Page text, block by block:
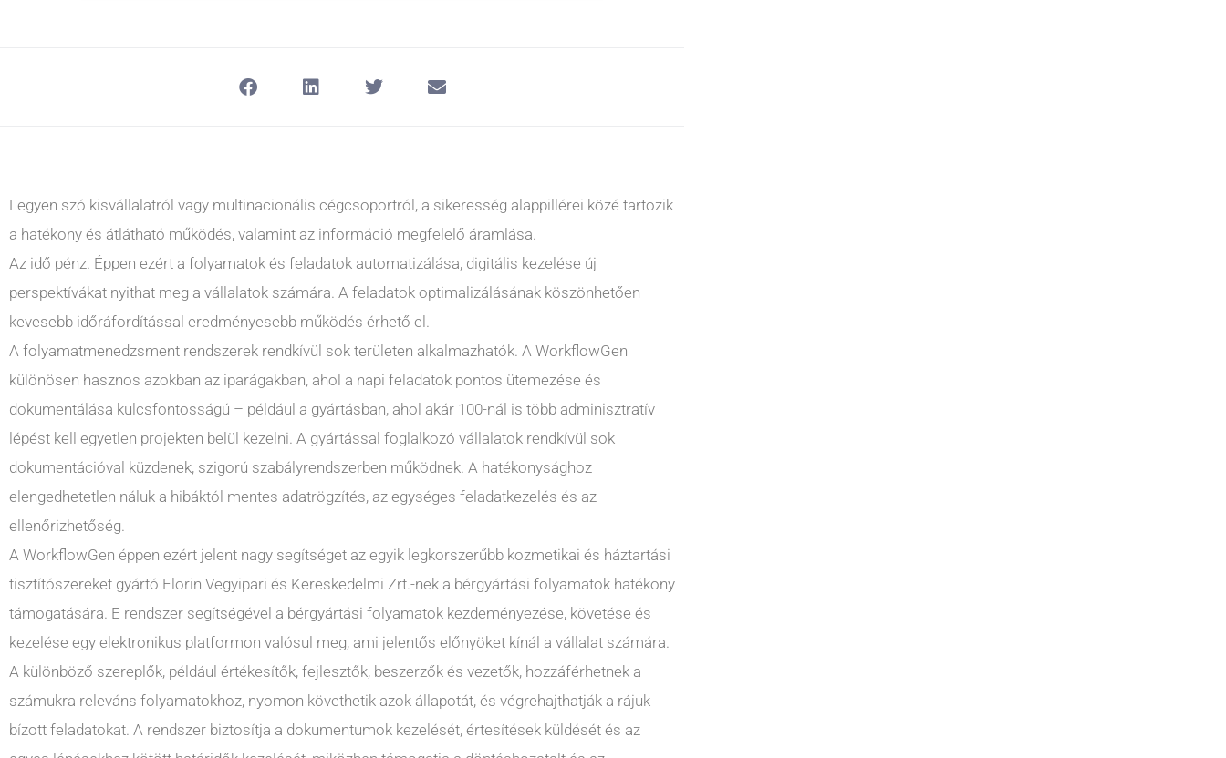
Legyen szó kisvállalatról vagy multinacionális cégcsoportról, a sikeresség alappillérei közé tartozik
a hatékony és átlátható működés, valamint az információ megfelelő áramlása.
Az idő pénz. Éppen ezért a folyamatok és feladatok automatizálása, digitális kezelése új
perspektívákat nyithat meg a vállalatok számára. A feladatok optimalizálásának köszönhetően
kevesebb időráfordítással eredményesebb működés érhető el.
A folyamatmenedzsment rendszerek rendkívül sok területen alkalmazhatók. A WorkflowGen
különösen hasznos azokban az iparágakban, ahol a napi feladatok pontos ütemezése és
dokumentálása kulcsfontosságú – például a gyártásban, ahol akár 100-nál is több adminisztratív
lépést kell egyetlen projekten belül kezelni. A gyártással foglalkozó vállalatok rendkívül sok
dokumentációval küzdenek, szigorú szabályrendszerben működnek. A hatékonysághoz
elengedhetetlen náluk a hibáktól mentes adatrögzítés, az egységes feladatkezelés és az
ellenőrizhetőség.
A WorkflowGen éppen ezért jelent nagy segítséget az egyik legkorszerűbb kozmetikai és háztartási
tisztítószereket gyártó Florin Vegyipari és Kereskedelmi Zrt.-nek a bérgyártási folyamatok hatékony
támogatására. E rendszer segítségével a bérgyártási folyamatok kezdeményezése, követése és
kezelése egy elektronikus platformon valósul meg, ami jelentős előnyöket kínál a vállalat számára.
A különböző szereplők, például értékesítők, fejlesztők, beszerzők és vezetők, hozzáférhetnek a
számukra releváns folyamatokhoz, nyomon követhetik azok állapotát, és végrehajthatják a rájuk
bízott feladatokat. A rendszer biztosítja a dokumentumok kezelését, értesítések küldését és az